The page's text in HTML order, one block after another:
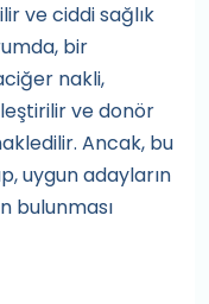
ve ciddi sağlık
bir
nakli,
ve donör
Ancak, bu
uygun adayların
bulunması